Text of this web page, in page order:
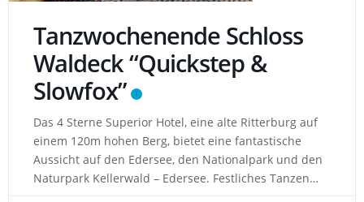
Tanzwochenende Schloss
Waldeck “Quickstep &
Slowfox”
Das 4 Sterne Superior Hotel, eine alte Ritterburg auf
einem 120m hohen Berg, bietet eine fantastische
Aussicht auf den Edersee, den Nationalpark und den
Naturpark Kellerwald – Edersee. Festliches Tanzen